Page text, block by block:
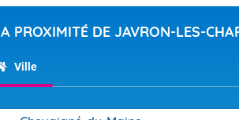
Pour la
Tendance
A PROXIMITÉ DE JAVRON-LES-
Ville
Demain
Temps
Des résidus